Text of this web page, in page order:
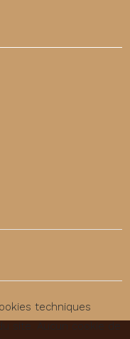
techniques
site. Aucun cookie de